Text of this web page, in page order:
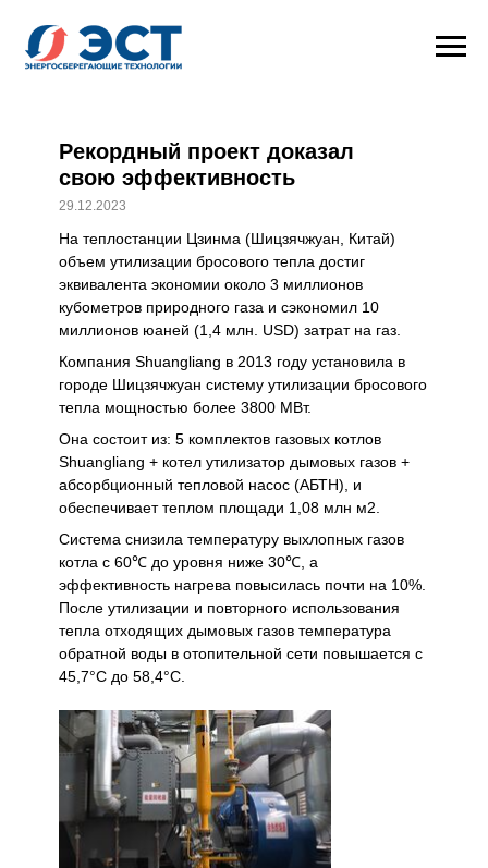
На теплостанции Цзинма (Шицзячжуан, Китай)
объем утилизации бросового тепла достиг
эквивалента экономии около 3 миллионов
кубометров природного газа и сэкономил 10
миллионов юаней (1,4 млн. USD) затрат на газ.
Компания Shuangliang в 2013 году установила в
городе Шицзячжуан систему утилизации бросового
тепла мощностью более 3800 МВт.
Она состоит из: 5 комплектов газовых котлов
Shuangliang + котел утилизатор дымовых газов +
абсорбционный тепловой насос (АБТН), и
обеспечивает теплом площади 1,08 млн м2.
Система снизила температуру выхлопных газов
котла с 60℃ до уровня ниже 30℃, а
эффективность нагрева повысилась почти на 10%.
После утилизации и повторного использования
тепла отходящих дымовых газов температура
обратной воды в отопительной сети повышается с
45,7°C до 58,4°C.
Рекордный проект доказал
свою эффективность
29.12.2023